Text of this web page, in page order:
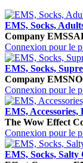
EMS, Socks,
Company
Connexion pour le
EMS, Socks,
Company
Connexion pour le
EMS,
The Wow Effect
Connexion pour le
EMS, Socks, Salty